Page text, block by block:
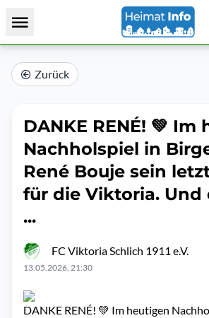
Zurück
DANKE RENÉ! 💚 Im
Nachholspiel in
René Bouje sein
für die Viktoria.
...
FC Viktoria Schlich 1911 e.V.
13.05.2026, 21:30
DANKE RENÉ! 💚 Im heutigen